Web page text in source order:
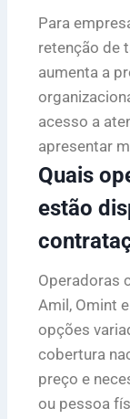
Para
retenção de
aumenta a
acesso a
apresentar
Quais
estão
Operadoras
Amil, Omint
opções
cobertura
preço e
ou pessoa